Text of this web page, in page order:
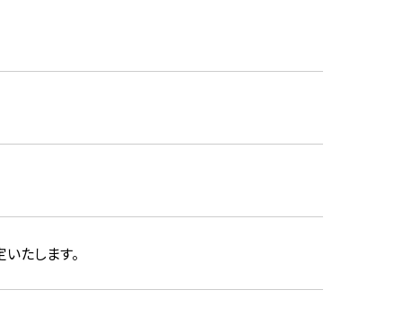
たします。